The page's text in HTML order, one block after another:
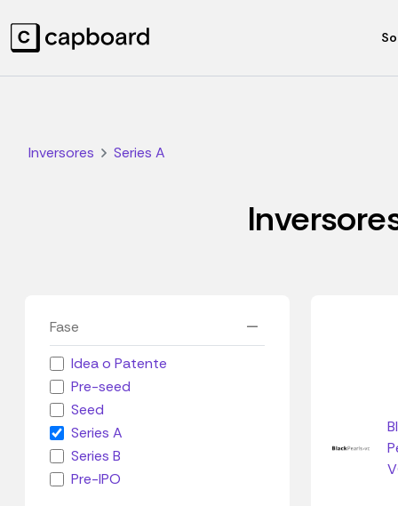
Inversores Series A
Fase
Idea o Patente
Pre-seed
Seed
Series A
Series B
Pre-IPO